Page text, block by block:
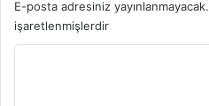
E-posta adresiniz yayınlanmayacak.
işaretlenmişlerdir